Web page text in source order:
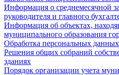
Информация о среднемесячной
руководителя и главного
Информация об объектах,
муниципального образования
Обработка персональных данных
Решения общих собраний
зданиях
Порядок организации учета